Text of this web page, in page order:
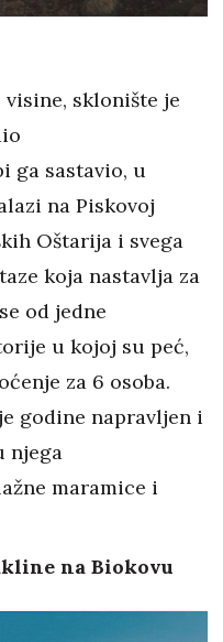
visine, sklonište je
ga sastavio, u
na Piskovoj
Oštarija i svega
koja nastavlja za
od jedne
u kojoj su peć,
za 6 osoba.
godine napravljen i
njega
maramice i
na Biokovu